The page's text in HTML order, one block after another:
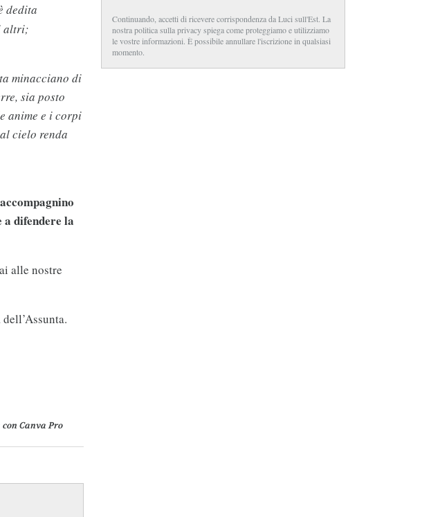
dedita
altri;
minacciano di
sia posto
anime e i corpi
cielo renda
difendere la
alle nostre
Canva Pro
Continuando, accetti di ricevere corrispondenza da Luci sull'Est. La
nostra politica sulla privacy spiega come proteggiamo e utilizziamo
le vostre informazioni. È possibile annullare l'iscrizione in qualsiasi
momento.